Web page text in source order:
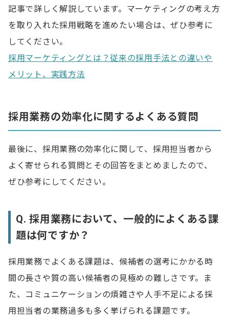
記事で詳しく解説しています。マーケティングの考え方
を取り入れた採用戦略を進めたい場合は、ぜひ参考に
してください。
採用マーケティングとは？従来の採用手法との違いや
メリット、実践方法
採用業務の効率化に関するよくある質問
最後に、採用業務の効率化に関して、採用担当者から
よく寄せられる質問とその回答をまとめましたので、
ぜひ参考にしてください。
Q. 採用業務において、一般的によくある課
題は何ですか？
採用業務でよくある課題は、候補者の選考にかかる時
間の長さや質の高い候補者の見極めの難しさです。ま
た、コミュニケーションの煩雑さや人手不足による採
用担当者の業務過多も多く挙げられる課題です。